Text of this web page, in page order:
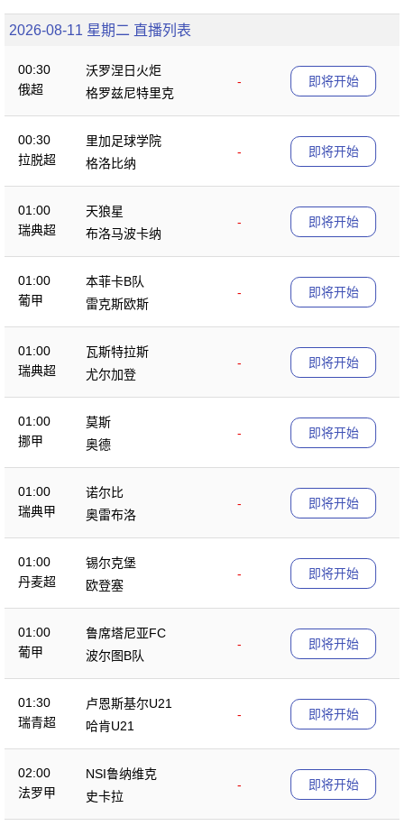
2026-08-11 星期二 直播列表
00:30
俄超
沃罗涅日火炬
-
格罗兹尼特里克
即将开始
00:30
拉脱超
里加足球学院
-
格洛比纳
即将开始
01:00
瑞典超
天狼星
-
布洛马波卡纳
即将开始
01:00
葡甲
本菲卡B队
-
雷克斯欧斯
即将开始
01:00
瑞典超
瓦斯特拉斯
-
尤尔加登
即将开始
01:00
挪甲
莫斯
-
奥德
即将开始
01:00
瑞典甲
诺尔比
-
奥雷布洛
即将开始
01:00
丹麦超
锡尔克堡
-
欧登塞
即将开始
01:00
葡甲
鲁席塔尼亚FC
-
波尔图B队
即将开始
01:30
瑞青超
卢恩斯基尔U21
-
哈肯U21
即将开始
02:00
法罗甲
NSI鲁纳维克
-
史卡拉
即将开始